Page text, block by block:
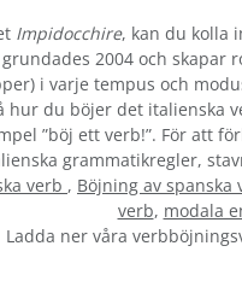
Impidocchire, kan du kolla
2004 och
i varje tempus och
hur du böjer det italienska
”böj ett verb!”. För
grammatikregler,
verb , Böjning av spanska
verb, modala
Ladda ner våra